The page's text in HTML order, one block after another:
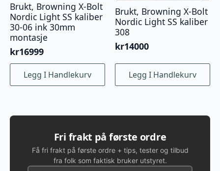
Brukt, Browning X-Bolt
Nordic Light SS kaliber
30-06 ink 30mm
montasje
kr16999
Legg I Handlekurv
Brukt, Browning X-Bolt
Nordic Light SS kaliber
308
kr14000
Legg I Handlekurv
Fri frakt på første ordre
Få fri frakt på første ordre + tips, tester og tilbud
fra folk som faktisk bruker utstyret.